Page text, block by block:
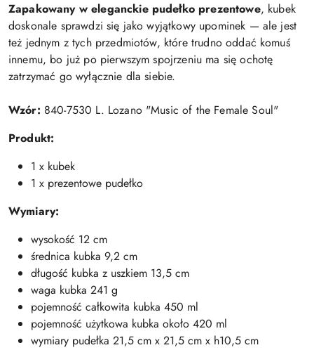
Zapakowany w eleganckie pudełko prezentowe, kubek
doskonale sprawdzi się jako wyjątkowy upominek — ale jest
też jednym z tych przedmiotów, które trudno oddać komuś
innemu, bo już po pierwszym spojrzeniu ma się ochotę
zatrzymać go wyłącznie dla siebie.
Wzór: 840-7530 L. Lozano "Music of the Female Soul"
Produkt:
1 x kubek
1 x prezentowe pudełko
Wymiary:
wysokość 12 cm
średnica kubka 9,2 cm
długość kubka z uszkiem 13,5 cm
waga kubka 241 g
pojemność całkowita kubka 450 ml
pojemność użytkowa kubka około 420 ml
wymiary pudełka 21,5 cm x 21,5 cm x h10,5 cm